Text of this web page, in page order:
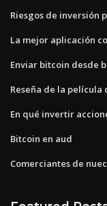
Riesgos de inversión
La mejor aplicación
Enviar bitcoin desde
Reseña de la película
En qué invertir
Bitcoin en aud
Comerciantes de